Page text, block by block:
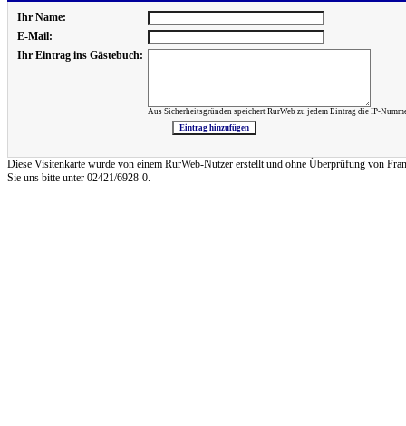
Ihr Name:
E-Mail:
Ihr Eintrag ins Gästebuch:
Aus Sicherheitsgründen speichert RurWeb zu jedem Eintrag die IP-
Diese Visitenkarte wurde von einem RurWeb-Nutzer erstellt und ohne Überprüfung von
Sie uns bitte unter 02421/6928-0.